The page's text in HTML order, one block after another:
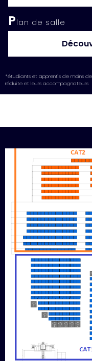
Plan de salle
*étudiants et apprentis de moins de
réduite et leurs accompagnateurs